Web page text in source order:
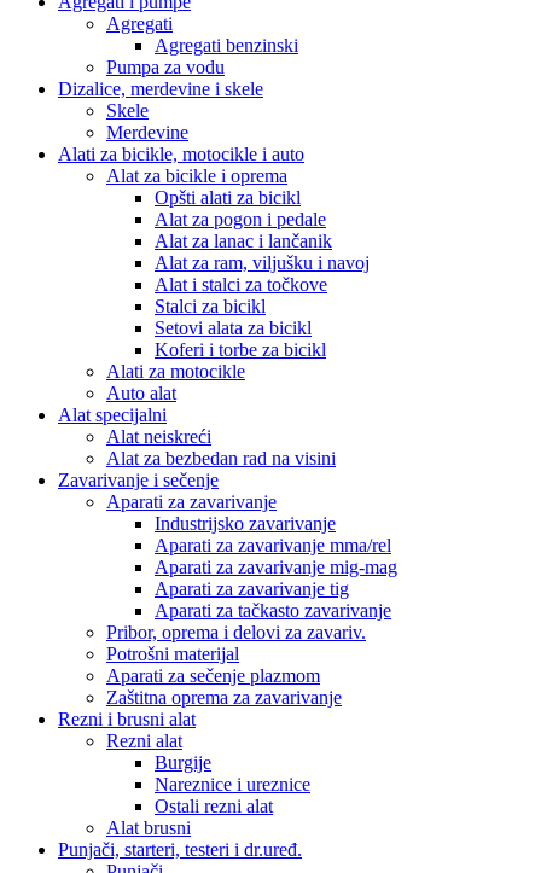
Agregati
Agregati benzinski
Pumpa za vodu
Dizalice, merdevine i skele
Skele
Merdevine
Alati za bicikle, motocikle i auto
Alat za bicikle i oprema
Opšti alati za bicikl
Alat za pogon i pedale
Alat za lanac i lančanik
Alat za ram, viljušku i navoj
Alat i stalci za točkove
Stalci za bicikl
Setovi alata za bicikl
Koferi i torbe za bicikl
Alati za motocikle
Auto alat
Alat specijalni
Alat neiskreći
Alat za bezbedan rad na visini
Zavarivanje i sečenje
Aparati za zavarivanje
Industrijsko zavarivanje
Aparati za zavarivanje mma/rel
Aparati za zavarivanje mig-mag
Aparati za zavarivanje tig
Aparati za tačkasto zavarivanje
Pribor, oprema i delovi za zavariv.
Potrošni materijal
Aparati za sečenje plazmom
Zaštitna oprema za zavarivanje
Rezni i brusni alat
Rezni alat
Burgije
Nareznice i ureznice
Ostali rezni alat
Alat brusni
Punjači, starteri, testeri i dr.uređ.